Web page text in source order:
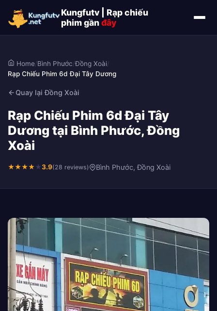
Kungfutv | Rạp chiếu
phim gầnđây
Home/Bình Phước/Đồng Xoài/
Rạp Chiếu Phim 6d Đại Tây Dương
Quay lại Đồng Xoài
Rạp Chiếu Phim 6d Đại Tây
Dương tại Bình Phước, Đồng
Xoài
★★★★★3.9(28 reviews) Bình Phước, Đồng Xoài